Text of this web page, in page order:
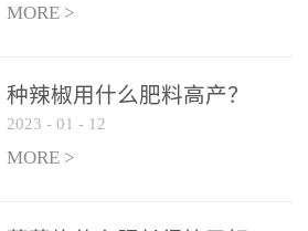
或
2.5-
水
花
、幼
5kg/亩/次配合大量元素水
MORE >
种辣椒用什么肥料高产？
2023 - 01 - 12
MORE >